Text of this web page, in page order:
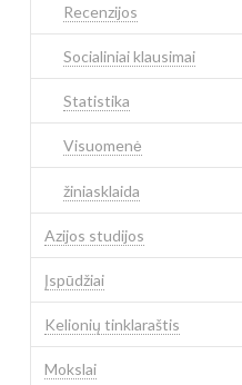
Recenzijos
Socialiniai klausimai
Statistika
Visuomenė
žiniasklaida
Azijos studijos
Įspūdžiai
Kelionių tinklaraštis
Mokslai